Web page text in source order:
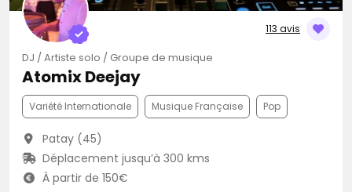
113 avis
DJ / Artiste solo / Groupe de musique
Atomix Deejay
Variété Internationale Musique Française Pop
Patay (45)
Déplacement jusqu’à 300 kms
À partir de 150€